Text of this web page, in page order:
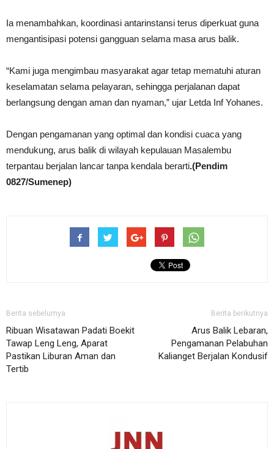
Ia menambahkan, koordinasi antarinstansi terus diperkuat guna
mengantisipasi potensi gangguan selama masa arus balik.
“Kami juga mengimbau masyarakat agar tetap mematuhi aturan
keselamatan selama pelayaran, sehingga perjalanan dapat
berlangsung dengan aman dan nyaman,” ujar Letda Inf Yohanes.
Dengan pengamanan yang optimal dan kondisi cuaca yang
mendukung, arus balik di wilayah kepulauan Masalembu
terpantau berjalan lancar tanpa kendala berarti.(Pendim
0827/Sumenep)
Berita sebelumya
Ribuan Wisatawan Padati Boekit
Tawap Leng Leng, Aparat
Pastikan Liburan Aman dan
Tertib
Berita berikutnya
Arus Balik Lebaran,
Pengamanan Pelabuhan
Kalianget Berjalan Kondusif